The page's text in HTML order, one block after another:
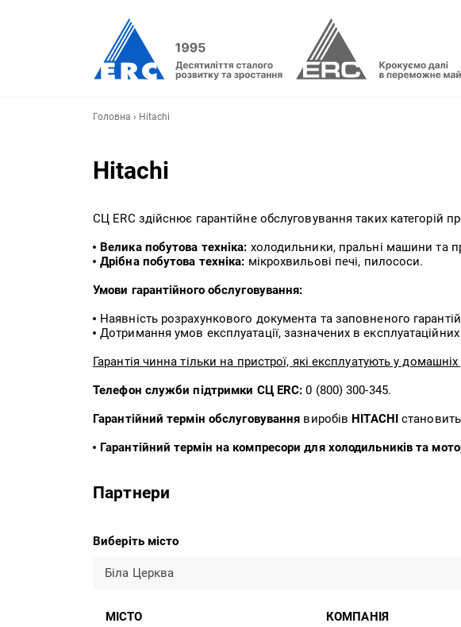
Головна › Hitachi
Hitachi
СЦ ERC здійснює гарантійне обслуговування таких категорій
Велика побутова техніка: холодильники, пральні машини та
Дрібна побутова техніка: мікрохвильові печі, пилососи.
Умови гарантійного обслуговування:
Наявність розрахункового документа та заповненого
Дотримання умов експлуатації, зазначених в
Гарантія чинна тільки на пристрої, які експлуатують у
Телефон служби підтримки СЦ ERC: 0 (800) 300-345.
Гарантійний термін обслуговування виробів HITACHI
Гарантійний термін на компресори для холодильників та
Партнери
Виберіть місто
Біла Церква
МІСТО КОМПАНІЯ